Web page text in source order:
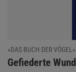
»DAS BUCH DER VÖGEL«
:
Gefiederte